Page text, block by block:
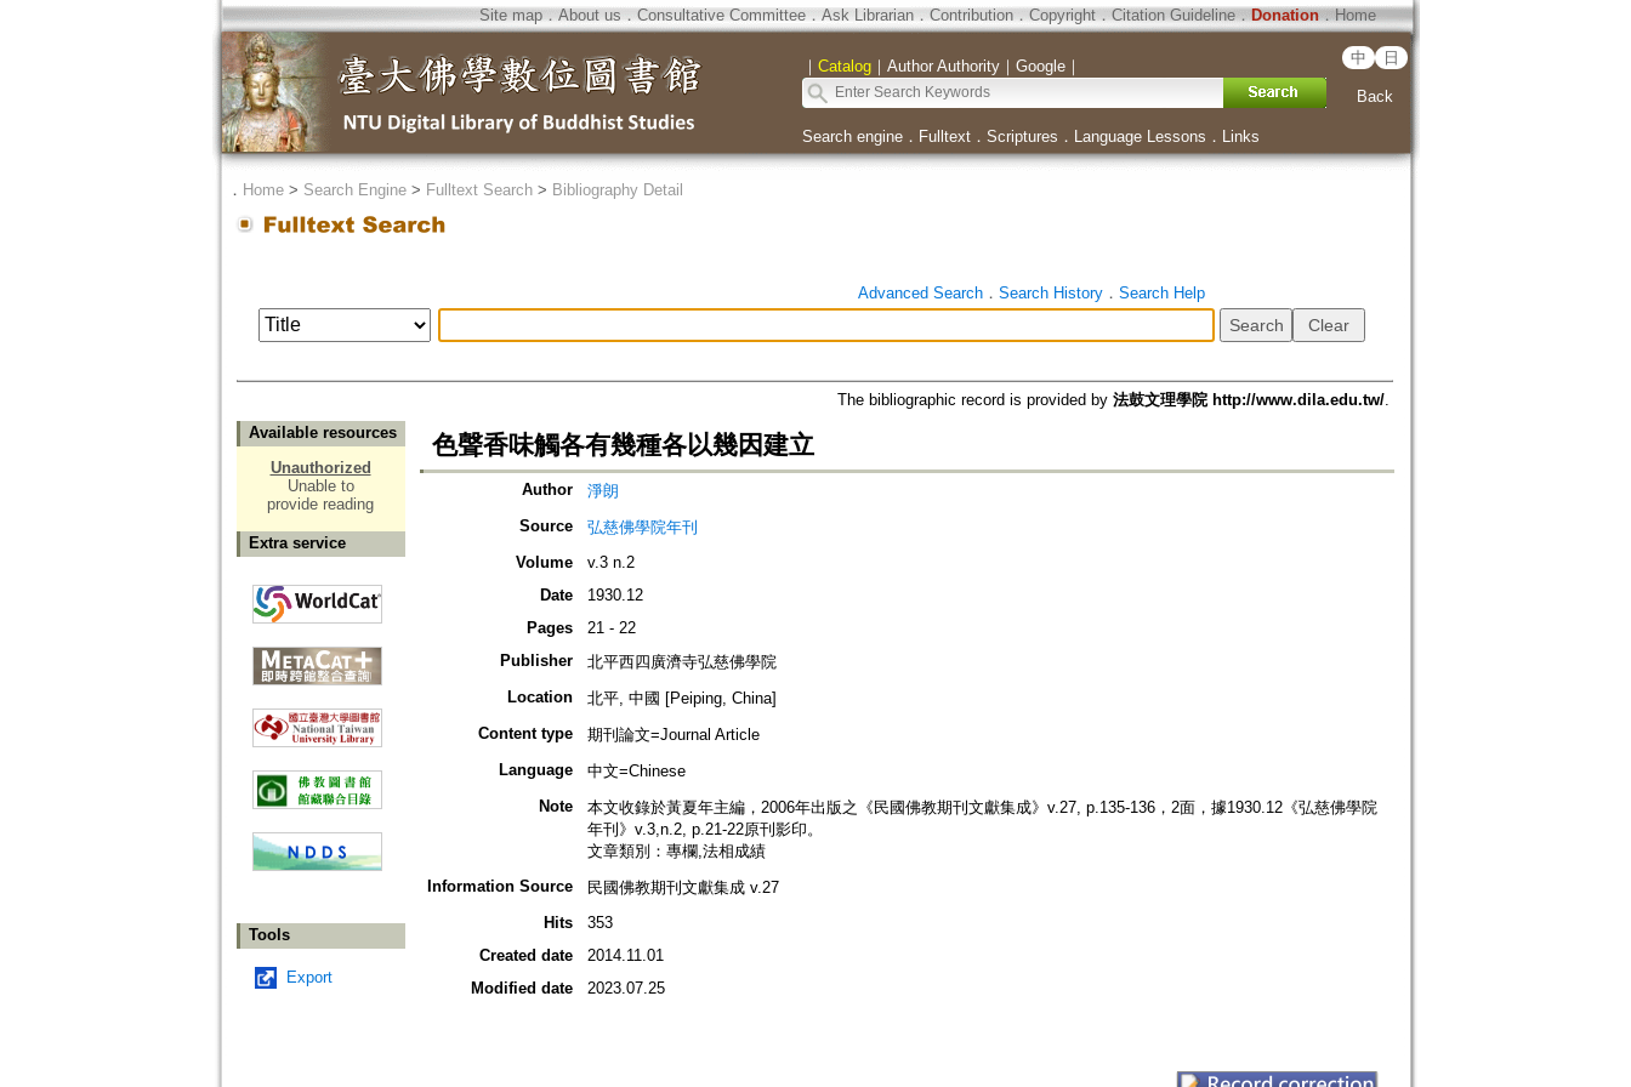
Site map．About us ． Consultative Committee． Ask Librarian． Contribution．Copyright．Citation Guideline． Donation．Home
｜ Catalog｜ Author Authority｜ Google｜ 中 日
Back
Search engine． Fulltext． Scriptures ． Language Lessons ． Links
． Home> Search Engine> Fulltext Search> Bibliography Detail
Advanced Search． Search History． Search Help
The bibliographic record is provided by 法鼓文理學院 http://www.dila.edu.tw/.
Available resources
Unauthorized
Unable to
provide reading
Extra service
Tools
Export
色聲香味觸各有幾種各以幾因建立
Author
淨朗
Source
弘慈佛學院年刊
Volume
v.3 n.2
Date
1930.12
Pages
21 - 22
Publisher
北平西四廣濟寺弘慈佛學院
Location
北平, 中國 [Peiping, China]
Content type
期刊論文=Journal Article
Language
中文=Chinese
Note
本文收錄於黃夏年主編，2006年出版之《民國佛教期刊文獻集成》v.27, p.135-136，2面，據1930.12《弘慈佛學院
年刊》v.3,n.2, p.21-22原刊影印。
文章類別：專欄,法相成績
Information Source
民國佛教期刊文獻集成 v.27
Hits
353
Created date
2014.11.01
Modified date
2023.07.25